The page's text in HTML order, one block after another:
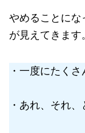
やめることにな
が見えてきます
・一度にたく
・あれ、それ